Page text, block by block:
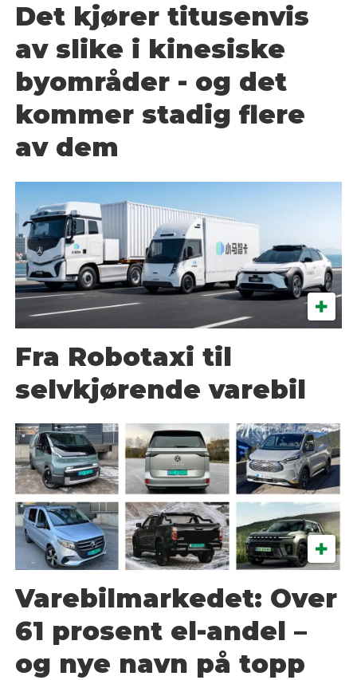
Det kjører titusenvis
av slike i kinesiske
byområder - og det
kommer stadig flere
av dem
Fra Robotaxi til
selvkjørende varebil
Varebilmarkedet: Over
61 prosent el-andel –
og nye navn på topp